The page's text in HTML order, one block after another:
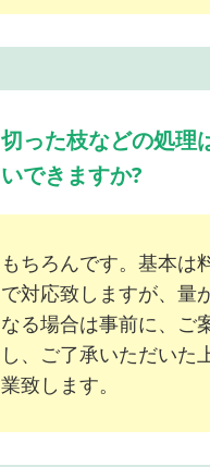
切った枝などの処理
いできますか?
もちろんです。基本は
で対応致しますが、量
なる場合は事前に、ご
し、ご了承いただいた
業致します。